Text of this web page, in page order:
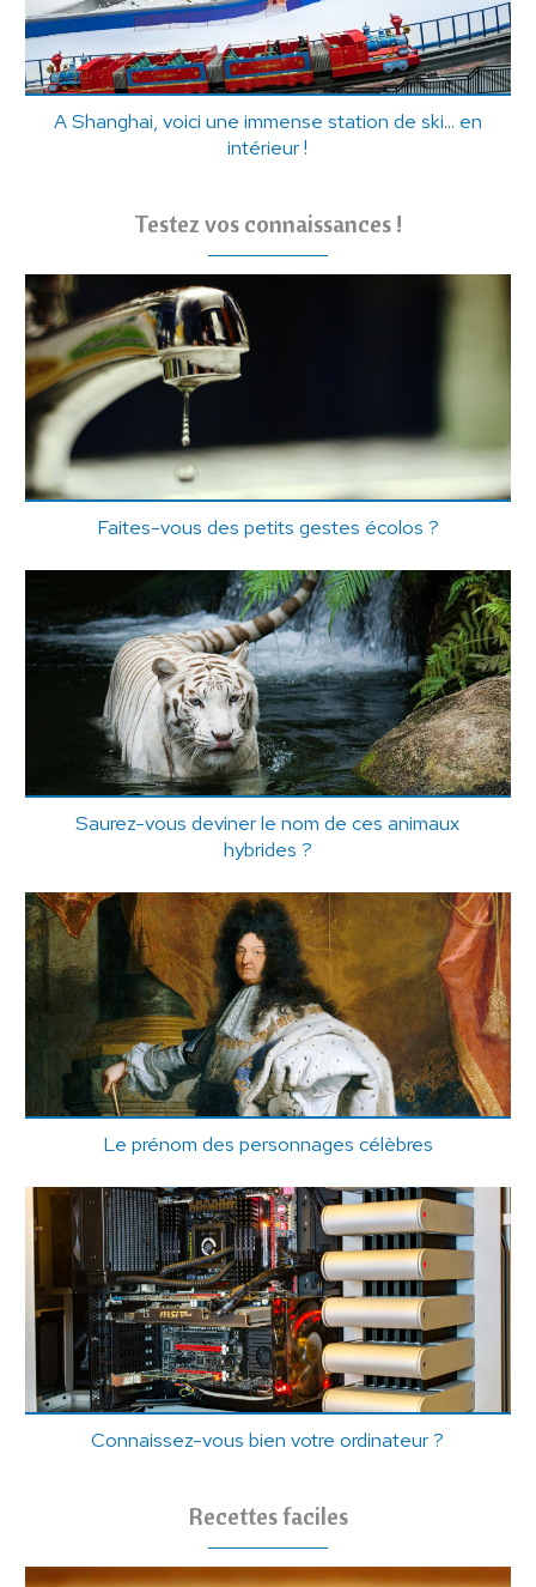
A Shanghai, voici une immense station de ski... en
intérieur !
Testez vos connaissances !
Faites-vous des petits gestes écolos ?
Saurez-vous deviner le nom de ces animaux
hybrides ?
Le prénom des personnages célèbres
Connaissez-vous bien votre ordinateur ?
Recettes faciles